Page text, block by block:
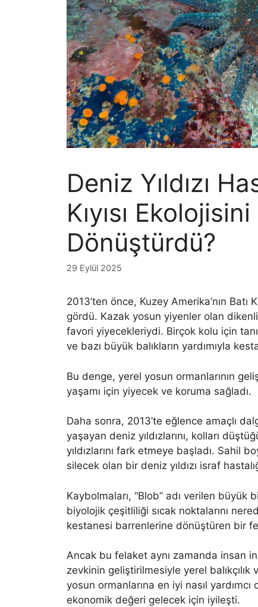
Deniz Yıldızı
Kıyısı
Dönüştürdü?
29 Eylül 2025
2013’ten önce, Kuzey Amerika’nın Batı
gördü. Kazak yosun yiyenler olan
favori yiyecekleriydi. Birçok kolu için
ve bazı büyük balıkların yardımıyla
Bu denge, yerel yosun ormanlarının
yaşamı için yiyecek ve koruma sağladı.
Daha sonra, 2013’te eğlence amaçlı
yaşayan deniz yıldızlarını, kolları
yıldızlarını fark etmeye başladı. Sahil
silecek olan bir deniz yıldızı israf
Kaybolmaları, “Blob” adı verilen büyük
biyolojik çeşitliliği sıcak noktalarını
kestanesi barrenlerine dönüştüren bir
Ancak bu felaket aynı zamanda insan
zevkinin geliştirilmesiyle yerel
yosun ormanlarına en iyi nasıl yardımcı
ekonomik değeri gelecek için iyileşti.